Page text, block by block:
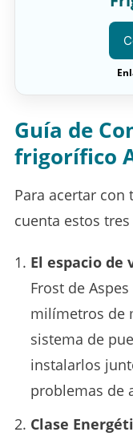
Guía de
frigorífico
Para acertar con
cuenta estos
El espacio de
Frost de
milímetros de
sistema de
instalarlos
problemas de
Clase